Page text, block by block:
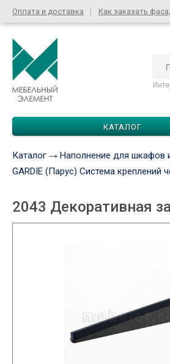
Оплата и доставка Как заказать
КАТАЛОГ
Каталог Наполнение для шкафов
GARDIE (Парус) Система креплений
2043 Декоративная